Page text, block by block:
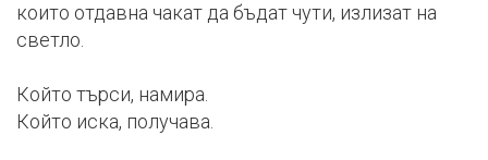
които отдавна чакат да бъдат чути, излизат на
светло.
Който търси, намира.
Който иска, получава.